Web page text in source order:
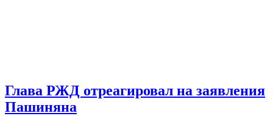
Глава РЖД отреагировал на заявления
Пашиняна